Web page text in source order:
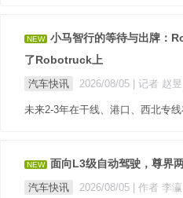
NEW
小马智行的等待与出牌：
了Robotruck上
汽车快讯 2026/08/05 | 记者 赵昱
未来2-3年在干线、港口、西北专
NEW 面向L3级自动驾驶，尊界
汽车快讯 2026/08/05 | 作者 李瀛